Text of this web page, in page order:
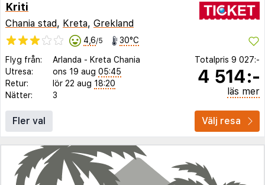
Kriti
Chania stad, Kreta, Grekland
4,6/5 30°C
Flyg från: Arlanda - Kreta Chania
Utresa:
ons 19 aug 05:45
Retur:
lör 22 aug 18:20
Nätter:
3
Totalpris 9 027:-
4 514:-
läs mer
Fler val Välj resa